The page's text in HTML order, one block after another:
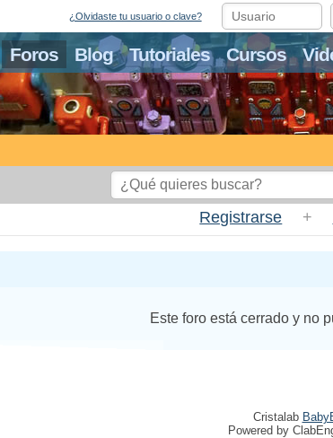
Foros Blog Tutoriales Cursos
¿Olvidaste tu usuario o clave?
Registrarse +
Este foro está cerrado y no
Cristalab
Powered by